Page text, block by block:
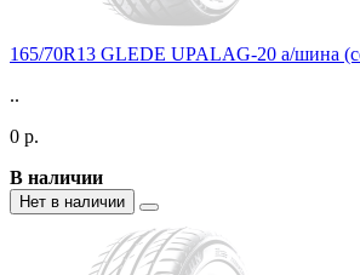
165/70R13 GLEDE UPALAG-20 а/шина
..
0 р.
В наличии
Нет в наличии